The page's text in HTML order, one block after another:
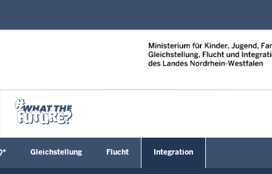
Gleichstellung Flucht Integration